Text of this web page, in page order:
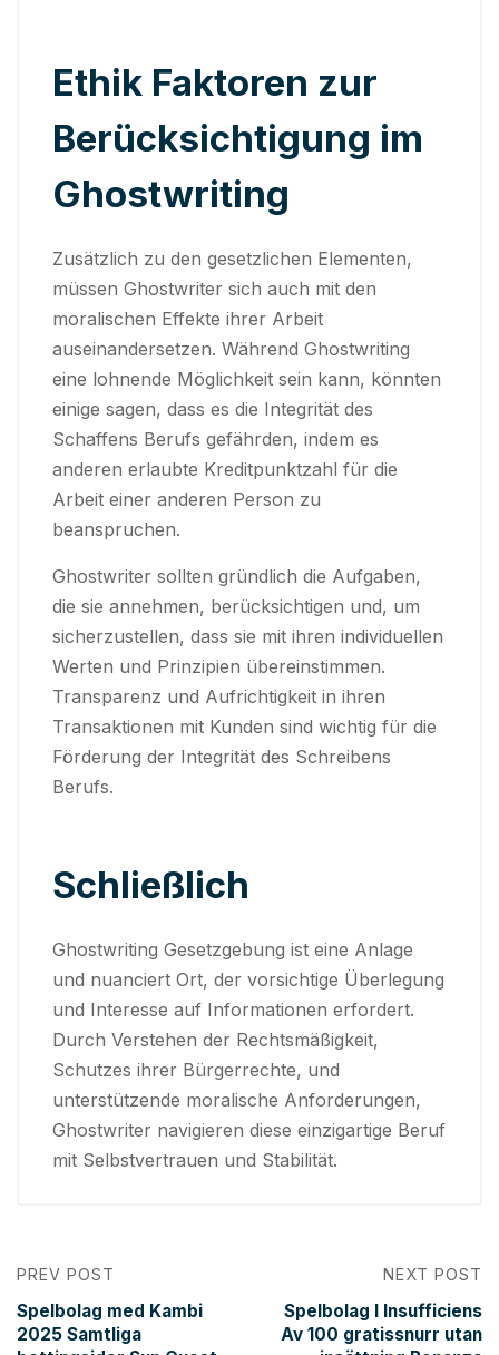
Ethik Faktoren zur
Berücksichtigung im
Ghostwriting
Zusätzlich zu den gesetzlichen Elementen,
müssen Ghostwriter sich auch mit den
moralischen Effekte ihrer Arbeit
auseinandersetzen. Während Ghostwriting
eine lohnende Möglichkeit sein kann, könnten
einige sagen, dass es die Integrität des
Schaffens Berufs gefährden, indem es
anderen erlaubte Kreditpunktzahl für die
Arbeit einer anderen Person zu
beanspruchen.
Ghostwriter sollten gründlich die Aufgaben,
die sie annehmen, berücksichtigen und, um
sicherzustellen, dass sie mit ihren individuellen
Werten und Prinzipien übereinstimmen.
Transparenz und Aufrichtigkeit in ihren
Transaktionen mit Kunden sind wichtig für die
Förderung der Integrität des Schreibens
Berufs.
Schließlich
Ghostwriting Gesetzgebung ist eine Anlage
und nuanciert Ort, der vorsichtige Überlegung
und Interesse auf Informationen erfordert.
Durch Verstehen der Rechtsmäßigkeit,
Schutzes ihrer Bürgerrechte, und
unterstützende moralische Anforderungen,
Ghostwriter navigieren diese einzigartige Beruf
mit Selbstvertrauen und Stabilität.
PREV POST
Spelbolag med Kambi
2025 Samtliga
NEXT POST
Spelbolag I Insufficiens
Av 100 gratissnurr utan